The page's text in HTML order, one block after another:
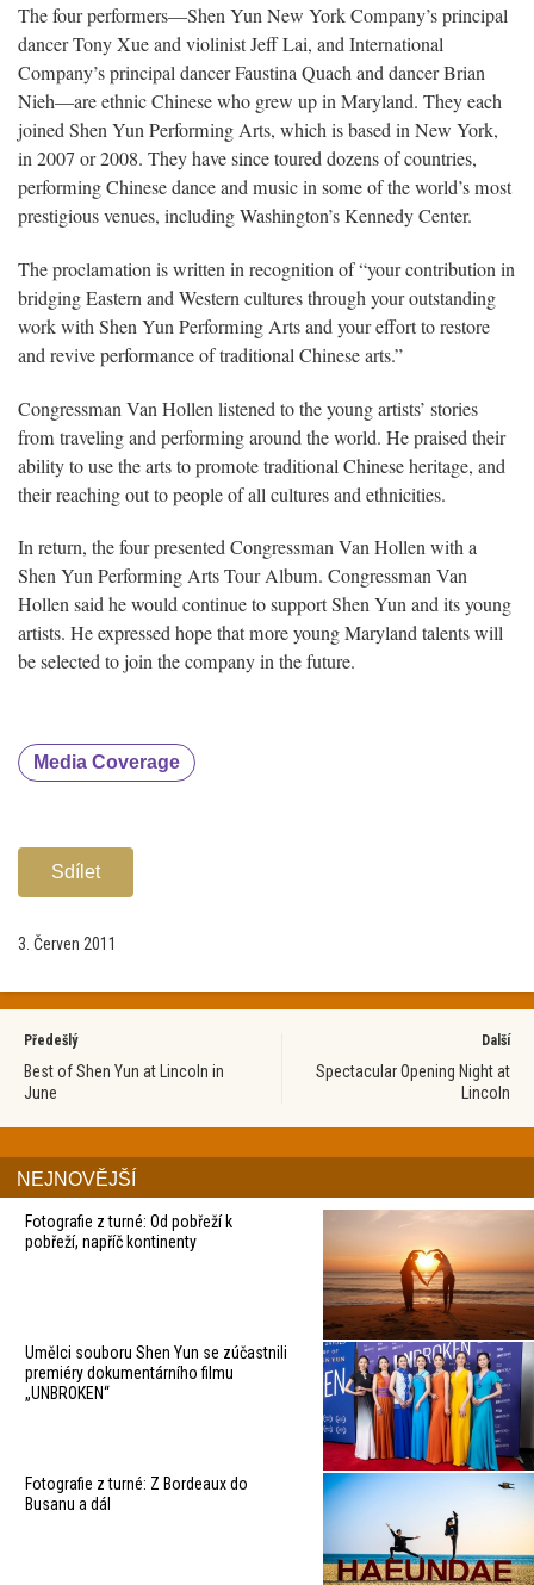
The four performers—Shen Yun New York Company’s principal
dancer Tony Xue and violinist Jeff Lai, and International
Company’s principal dancer Faustina Quach and dancer Brian
Nieh—are ethnic Chinese who grew up in Maryland. They each
joined Shen Yun Performing Arts, which is based in New York,
in 2007 or 2008. They have since toured dozens of countries,
performing Chinese dance and music in some of the world’s most
prestigious venues, including Washington’s Kennedy Center.
The proclamation is written in recognition of “your contribution in
bridging Eastern and Western cultures through your outstanding
work with Shen Yun Performing Arts and your effort to restore
and revive performance of traditional Chinese arts.”
Congressman Van Hollen listened to the young artists’ stories
from traveling and performing around the world. He praised their
ability to use the arts to promote traditional Chinese heritage, and
their reaching out to people of all cultures and ethnicities.
In return, the four presented Congressman Van Hollen with a
Shen Yun Performing Arts Tour Album. Congressman Van
Hollen said he would continue to support Shen Yun and its young
artists. He expressed hope that more young Maryland talents will
be selected to join the company in the future.
Media Coverage
Sdílet
3. Červen 2011
Předešlý
Best of Shen Yun at Lincoln in
June
Další
Spectacular Opening Night at
Lincoln
NEJNOVĚJŠÍ
Fotografie z turné: Od pobřeží k
pobřeží, napříč kontinenty
Umělci souboru Shen Yun se zúčastnili
premiéry dokumentárního filmu
„UNBROKEN“
Fotografie z turné: Z Bordeaux do
Busanu a dál